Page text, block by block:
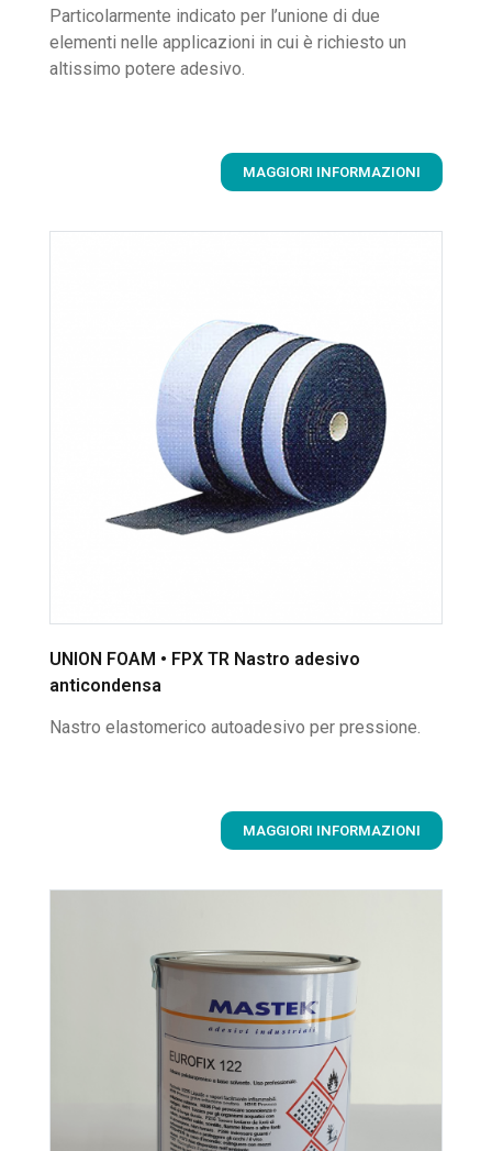
Particolarmente indicato per l’unione di due
elementi nelle applicazioni in cui è richiesto un
altissimo potere adesivo.
MAGGIORI INFORMAZIONI
UNION FOAM • FPX TR Nastro adesivo
anticondensa
Nastro elastomerico autoadesivo per pressione.
MAGGIORI INFORMAZIONI